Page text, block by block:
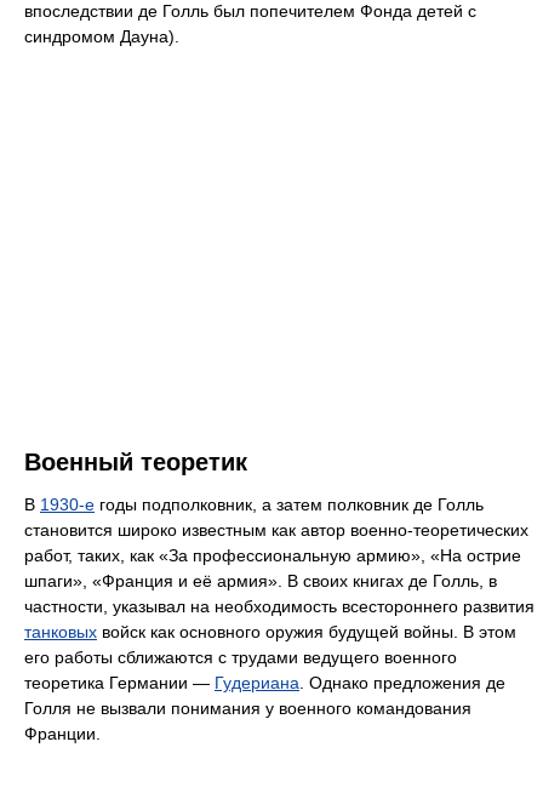
впоследствии де Голль был попечителем Фонда детей с
синдромом Дауна).
Военный теоретик
В 1930-е годы подполковник, а затем полковник де Голль
становится широко известным как автор военно-теоретических
работ, таких, как «За профессиональную армию», «На острие
шпаги», «Франция и её армия». В своих книгах де Голль, в
частности, указывал на необходимость всестороннего развития
танковых войск как основного оружия будущей войны. В этом
его работы сближаются с трудами ведущего военного
теоретика Германии — Гудериана. Однако предложения де
Голля не вызвали понимания у военного командования
Франции.